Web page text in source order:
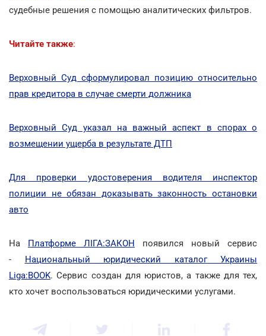
судебные решения с помощью аналитических фильтров.
Читайте также:
Верховный Суд сформулировал позицию относительно
прав кредитора в случае смерти должника
Верховный Суд указал на важный аспект в спорах о
возмещении ущерба в результате ДТП
Для проверки удостоверения водителя инспектор
полиции не обязан доказывать законность остановки
авто
На Платформе ЛІГА:ЗАКОН появился новый сервис
- Национальный юридический каталог Украины
Liga:BOOK. Сервис создан для юристов, а также для тех,
кто хочет воспользоваться юридическими услугами.